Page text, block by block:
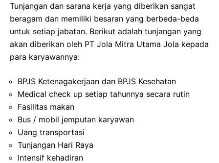
Tunjangan dan sarana kerja yang diberikan sangat
beragam dan memiliki besaran yang berbeda-beda
untuk setiap jabatan. Berikut adalah tunjangan yang
akan diberikan oleh PT Jola Mitra Utama Jola kepada
para karyawannya:
BPJS Ketenagakerjaan dan BPJS Kesehatan
Medical check up setiap tahunnya secara rutin
Fasilitas makan
Bus / mobil jemputan karyawan
Uang transportasi
Tunjangan Hari Raya
Intensif kehadiran